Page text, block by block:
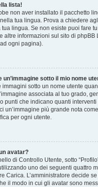
lista!
non aver installato il pacchetto
tua lingua. Prova a chiedere
lingua. Se non esiste puoi fare
altre informazioni sul sito di phpBB
ogni pagina).
sotto il mio nome
sotto un nome utente
associata al tuo grado,
punti che indicano quanti
un’immagine più grande nota
per ogni utente.
avatar?
di Controllo Utente, sotto
uno dei seguenti quattro
Carica. L’amministratore decide
il modo in cui gli avatar sono